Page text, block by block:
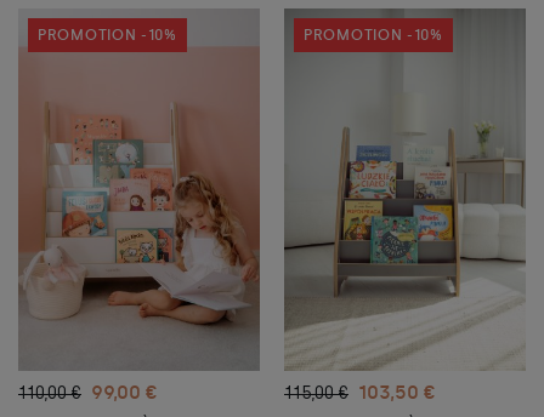
110,00 € 99,00 €
PROMOTION -10%
115,00 € 103,50 €
PROMOTION -10%